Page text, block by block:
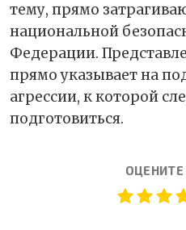
тему, прямо
национальной
Федерации.
прямо указывает на
агрессии, к которой
подготовиться.